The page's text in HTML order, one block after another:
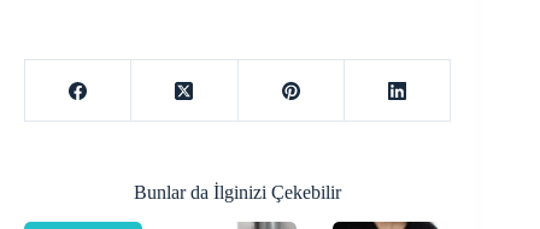
Bunlar da İlginizi Çekebilir